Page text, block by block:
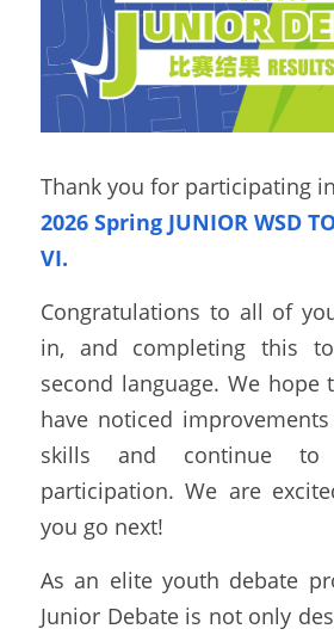
Thank you for participating
2026 Spring JUNIOR WSD
VI.
Congratulations to all of
in, and completing this
second language. We hope
have noticed
skills and continue to
participation. We are
you go next!
As an elite youth debate
Junior Debate is not only